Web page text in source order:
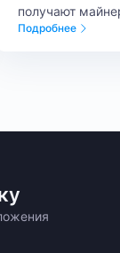
получают
добавление
Подробнее